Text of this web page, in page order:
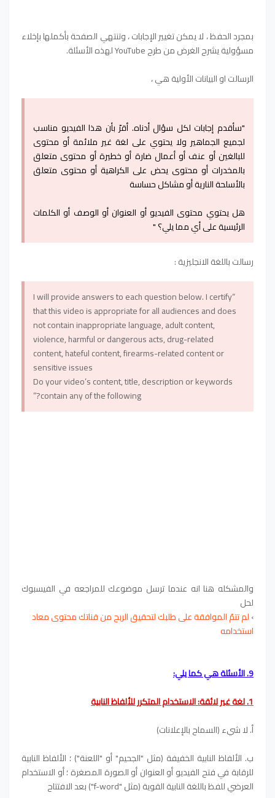
بمجرد الحفظ ، لا يمكن تغيير الإجابات ، وتنتهي الصفحة بأكملها بإخلاء
مسؤولية يشرح الغرض من طرح YouTube لهذه الأسئلة.
الرسالت او البيانات الأولية هي ،
"سأقدم إجابات لكل سؤال أدناه. أقرّ بأن هذا الفيديو مناسب
لجميع الجماهير ولا يحتوي على لغة غير ملائمة أو محتوى
للبالغين أو عنف أو أعمال ضارة أو خطيرة أو محتوى متعلق
بالمخدرات أو محتوى يحض على الكراهية أو محتوى متعلق
بالأسلحة النارية أو مشاكل حساسة
هل يحتوي محتوى الفيديو أو العنوان أو الوصف أو الكلمات
الرئيسية على أي مما يلي؟ "
رسالت باللغة الانجليزية :
“I will provide answers to each question below. I certify
that this video is appropriate for all audiences and does
not contain inappropriate language, adult content,
violence, harmful or dangerous acts, drug-related
content, hateful content, firearms-related content or
sensitive issues
Do your video’s content, title, description or keywords
contain any of the following?”
والمشكله هنا انه عندما ترسل موضوعك للمراجعه في الفيسبوك
لحل
›لم تتمّ الموافقة على طلبك لتحقيق الربح من قناتك محتوى معاد
استخدامه
9. الأسئلة هي كما يلي:
1. لغة غير لائقة: الاستخدام المتكرر للألفاظ النابية
أ. لا شيء (السماح بالإعلانات)
ب. الألفاظ النابية الخفيفة (مثل "الجحيم" أو "اللعنة") ؛ الألفاظ النابية
للرقابة في فتح الفيديو أو العنوان أو الصورة المصغرة ؛ أو الاستخدام
العرضي للفظ باللغة النابية القوية (مثل "f-word") بعد الافتتاح